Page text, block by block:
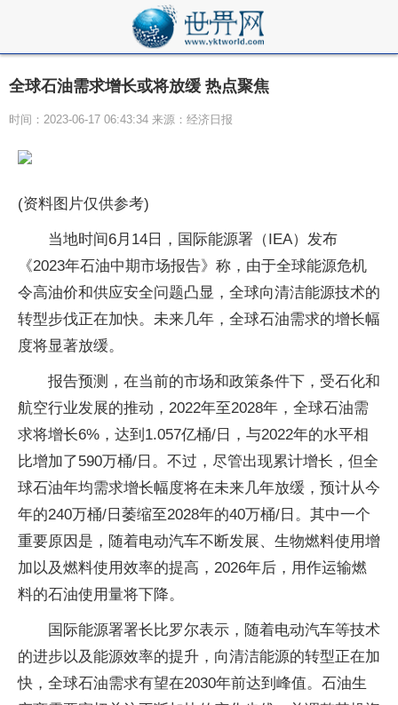
全球石油需求增长或将放缓 热点聚焦
时间：2023-06-17 06:43:34 来源：经济日报
(资料图片仅供参考)
当地时间6月14日，国际能源署（IEA）发布
《2023年石油中期市场报告》称，由于全球能源危机
令高油价和供应安全问题凸显，全球向清洁能源技术的
转型步伐正在加快。未来几年，全球石油需求的增长幅
度将显著放缓。
报告预测，在当前的市场和政策条件下，受石化和
航空行业发展的推动，2022年至2028年，全球石油需
求将增长6%，达到1.057亿桶/日，与2022年的水平相
比增加了590万桶/日。不过，尽管出现累计增长，但全
球石油年均需求增长幅度将在未来几年放缓，预计从今
年的240万桶/日萎缩至2028年的40万桶/日。其中一个
重要原因是，随着电动汽车不断发展、生物燃料使用增
加以及燃料使用效率的提高，2026年后，用作运输燃
料的石油使用量将下降。
国际能源署署长比罗尔表示，随着电动汽车等技术
的进步以及能源效率的提升，向清洁能源的转型正在加
快，全球石油需求有望在2030年前达到峰值。石油生